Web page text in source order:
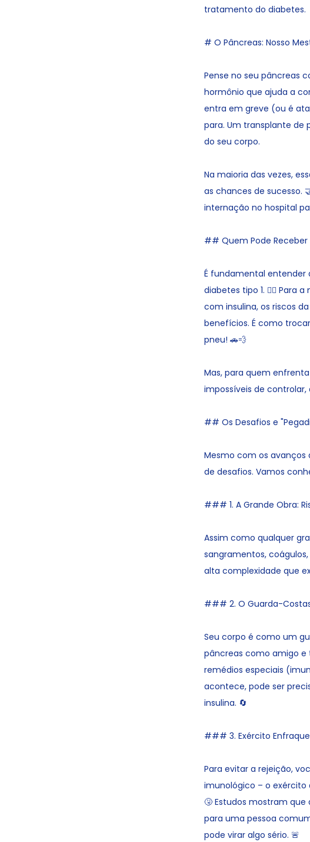
tratamento do diabetes.
# O Pâncreas: Nosso
Pense no seu pâncreas
hormônio que ajuda a
entra em greve (ou é
para. Um transplante de
do seu corpo.
Na maioria das vezes,
as chances de sucesso.
internação no hospital
## Quem Pode Receber
É fundamental entender
diabetes tipo 1. 🙅‍♀️ Para
com insulina, os riscos
benefícios. É como
pneu! 🚗💨
Mas, para quem
impossíveis de
## Os Desafios e
Mesmo com os
de desafios. Vamos
### 1. A Grande Obra:
Assim como qualquer
sangramentos,
alta complexidade que
### 2. O Guarda-
Seu corpo é como um
pâncreas como amigo e
remédios especiais
acontece, pode ser
insulina. 🔄
### 3. Exército
Para evitar a rejeição,
imunológico – o exército
🤧 Estudos mostram
para uma pessoa
pode virar algo sério. 🚨